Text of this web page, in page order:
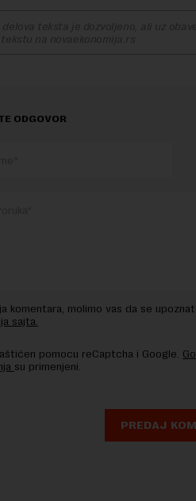
delova teksta je dozvoljeno, ali uz
na novaekonomija.rs
ODGOVOR
komentara, molimo vas da se
sajta.
pomocu reCaptcha i Google.
su primenjeni.